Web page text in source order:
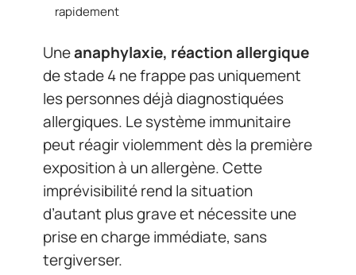
rapidement
Uneanaphylaxie, réaction allergique
de stade 4 ne frappe pas uniquement
les personnes déjà diagnostiquées
allergiques. Le système immunitaire
peut réagir violemment dès la première
exposition à un allergène. Cette
imprévisibilité rend la situation
d’autant plus grave et nécessite une
prise en charge immédiate, sans
tergiverser.